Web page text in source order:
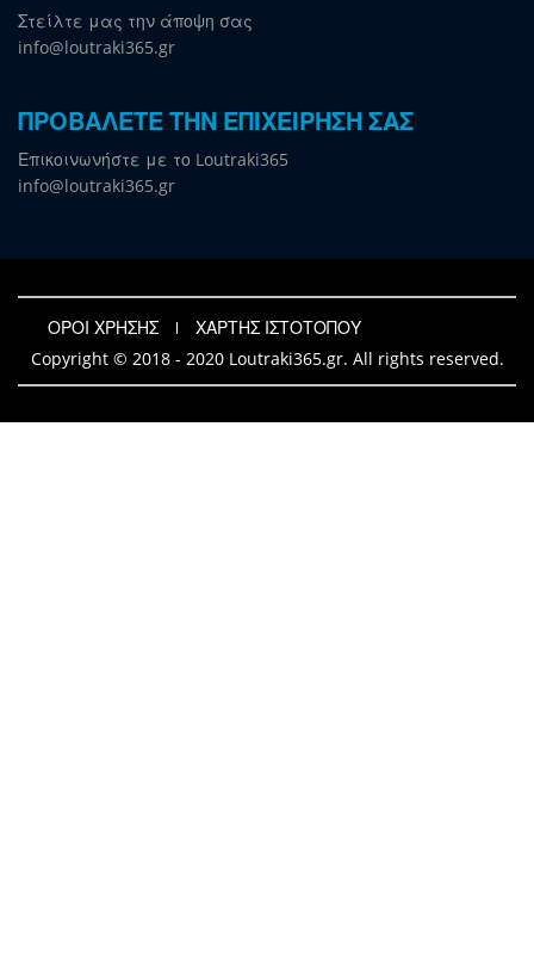
Στείλτε μας την άποψη σας
info@loutraki365.gr
ΠΡΟΒΑΛΕΤΕ ΤΗΝ ΕΠΙΧΕΙΡΗΣΗ ΣΑΣ
Επικοινωνήστε με το Loutraki365
info@loutraki365.gr
ΟΡΟΙ ΧΡΗΣΗΣ
ΧΑΡΤΗΣ ΙΣΤΟΤΟΠΟΥ
Copyright © 2018 - 2020 Loutraki365.gr. All rights reserved.